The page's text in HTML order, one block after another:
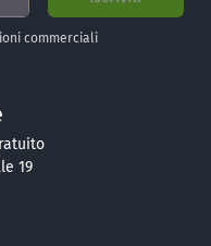
commerciali
19